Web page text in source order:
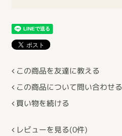
この商品を友達に教える
この商品について問い合わせる
買い物を続ける
レビューを見る(0件)